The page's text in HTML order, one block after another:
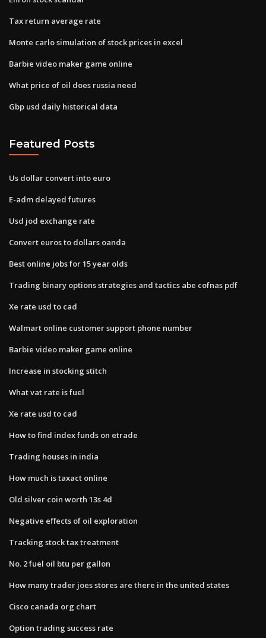
Tax return average rate
Monte carlo simulation of stock prices in excel
Barbie video maker game online
What price of oil does russia need
Gbp usd daily historical data
Featured Posts
Us dollar convert into euro
E-adm delayed futures
Usd jod exchange rate
Convert euros to dollars oanda
Best online jobs for 15 year olds
Trading binary options strategies and tactics abe cofnas pdf
Xe rate usd to cad
Walmart online customer support phone number
Barbie video maker game online
Increase in stocking stitch
What vat rate is fuel
Xe rate usd to cad
How to find index funds on etrade
Trading houses in india
How much is taxact online
Old silver coin worth 13s 4d
Negative effects of oil exploration
Tracking stock tax treatment
No. 2 fuel oil btu per gallon
How many trader joes stores are there in the united states
Cisco canada org chart
Option trading success rate